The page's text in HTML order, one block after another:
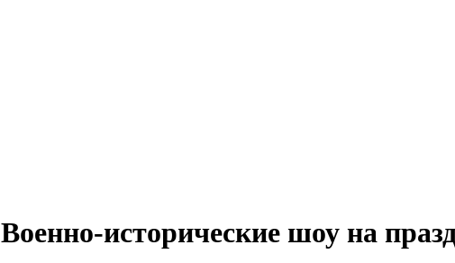
Военно-исторические шоу на